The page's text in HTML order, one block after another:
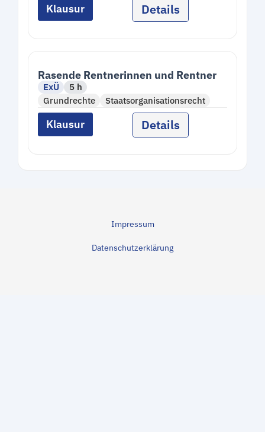
Klausur Details
Rasende Rentnerinnen und Rentner
ExÜ
5 h
Grundrechte
Staatsorganisationsrecht
Klausur Details
Impressum
Datenschutzerklärung